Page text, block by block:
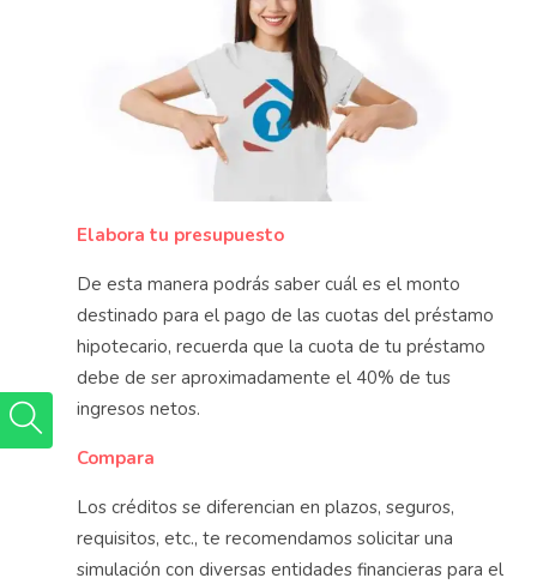
Elabora tu presupuesto
De esta manera podrás saber cuál es el monto
destinado para el pago de las cuotas del préstamo
hipotecario, recuerda que la cuota de tu préstamo
debe de ser aproximadamente el 40% de tus
ingresos netos.
Compara
Los créditos se diferencian en plazos, seguros,
requisitos, etc., te recomendamos solicitar una
simulación con diversas entidades financieras para el